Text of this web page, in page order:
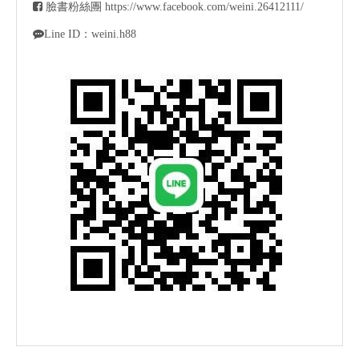
 臉書粉絲團 https://www.facebook.com/weini.26412111/
Line ID：weini.h88